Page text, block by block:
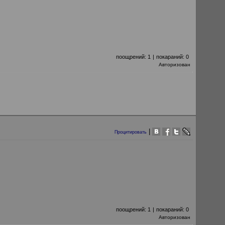
поощрений: 1 | покараний: 0
Авторизован
Процитировать
поощрений: 1 | покараний: 0
Авторизован